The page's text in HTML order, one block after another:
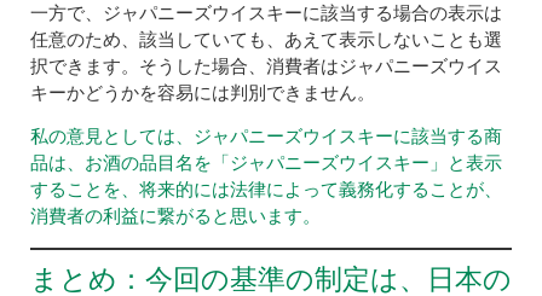
一方で、ジャパニーズウイスキーに該当する場合の表示は
任意のため、該当していても、あえて表示しないことも選
択できます。そうした場合、消費者はジャパニーズウイス
キーかどうかを容易には判別できません。
私の意見としては、ジャパニーズウイスキーに該当する商
品は、お酒の品目名を「ジャパニーズウイスキー」と表示
することを、将来的には法律によって義務化することが、
消費者の利益に繋がると思います。
まとめ：今回の基準の制定は、日本の